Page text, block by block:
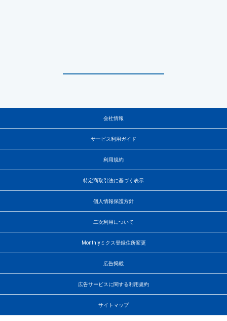
会社情報
サービス利用ガイド
利用規約
特定商取引法に基づく表示
個人情報保護方針
二次利用について
Monthlyミクス登録住所変更
広告掲載
広告サービスに関する利用規約
サイトマップ